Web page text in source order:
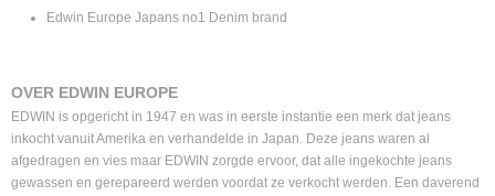
Edwin Europe Japans no1 Denim brand
OVER EDWIN EUROPE
EDWIN is opgericht in 1947 en was in eerste instantie een merk dat jeans
inkocht vanuit Amerika en verhandelde in Japan. Deze jeans waren al
afgedragen en vies maar EDWIN zorgde ervoor, dat alle ingekochte jeans
gewassen en gerepareerd werden voordat ze verkocht werden. Een daverend